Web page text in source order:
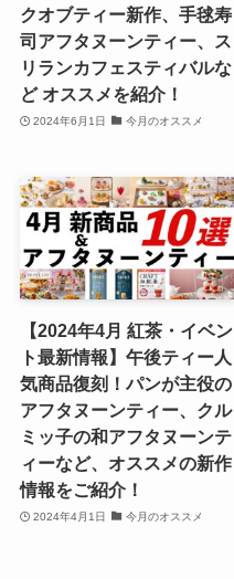
クオブティー新作、手毬寿
司アフタヌーンティー、ス
リランカフェスティバルな
ど オススメを紹介！
2024年6月1日 今月のオススメ
【2024年4月 紅茶・イベン
ト最新情報】午後ティー人
気商品復刻！パンが主役の
アフタヌーンティー、クル
ミッ子の和アフタヌーンテ
ィーなど、オススメの新作
情報をご紹介！
2024年4月1日 今月のオススメ